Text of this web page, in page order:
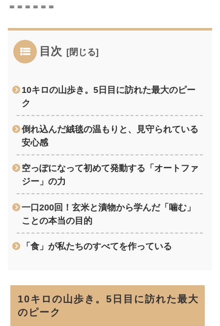
＝＝＝＝＝＝
目次
10キロの山歩き。5日目に訪れた最大のピー
ク
倒れ込んだ絨毯の温もりと、見守られている
安心感
空っぽになって初めて発動する「オートファ
ジー」の力
一口200回！玄米と漬物から学んだ「噛む」
ことの本当の目的
「食」が私たちのすべてを作っている
10キロの山歩き。5日目に訪れた最大
のピーク